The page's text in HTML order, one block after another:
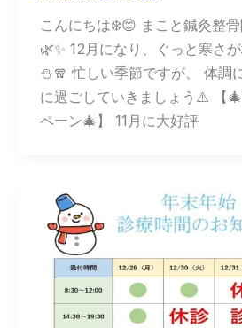
こんにちは❄️😊 まこと鍼灸整
🌿✨ 12月になり、ぐっと寒さ
⛄️🧣 忙しい季節ですが、 体調
に過ごしていきましょう⚠️ 【
ペーン🎄】 11月に大好評